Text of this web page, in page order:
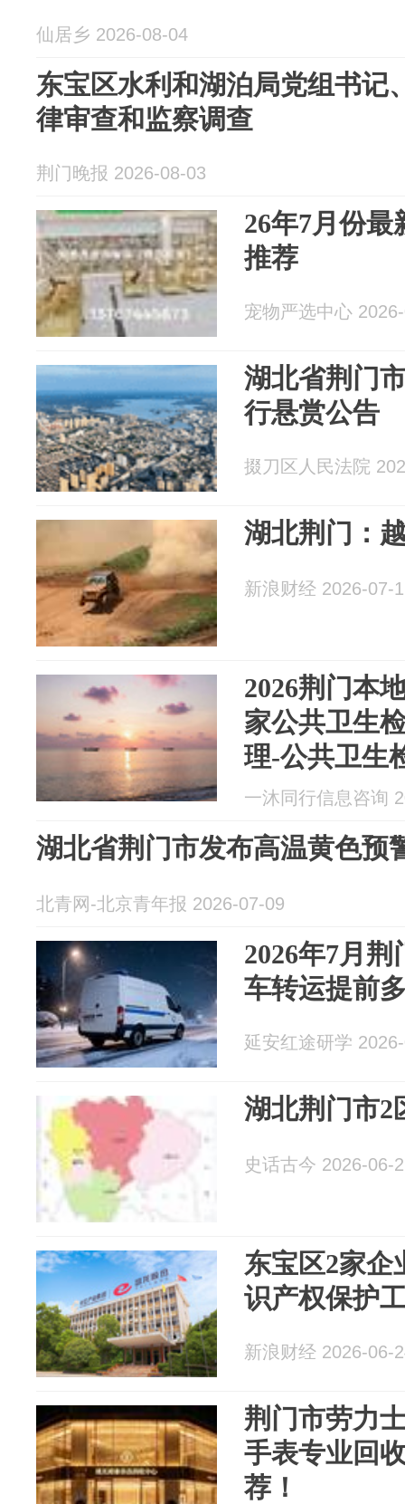
仙居乡 2026-08-04
东宝区水利和湖泊局党组书记
律审查和监察调查
荆门晚报 2026-08-03
26年7月份
推荐
宠物严选中心
湖北省荆门
行悬赏公告
掇刀区人民法院
湖北荆门：
新浪财经 2026-07-
2026荆门本
家公共卫生
理-公共卫生
告卫生许可
一沐同行信息咨询
湖北省荆门市发布高温黄色预
北青网-北京青年报 2026-07-09
2026年7月
车转运提前
延安红途研学
湖北荆门市2
史话古今 2026-06-
东宝区2家企
识产权保护
新浪财经 2026-06-
荆门市劳力
手表专业回
荐！